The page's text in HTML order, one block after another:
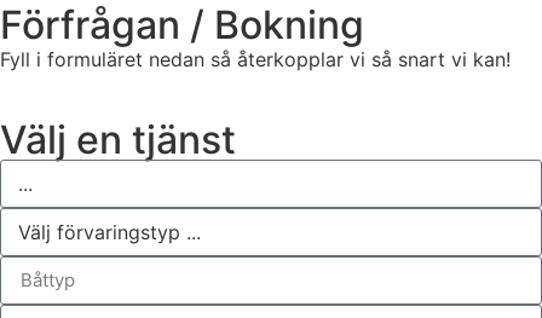
Förfrågan / Bokning
Fyll i formuläret nedan så återkopplar vi så snart vi kan!
Välj en tjänst